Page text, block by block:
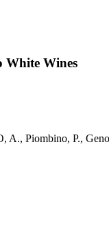
White Wines
A., Piombino, P.,